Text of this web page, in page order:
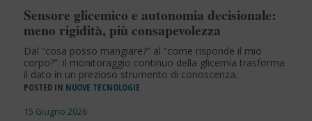
Sensore glicemico e autonomia decisionale:
meno rigidità, più consapevolezza
Dal “cosa posso mangiare?” al “come risponde il mio
corpo?”: il monitoraggio continuo della glicemia trasforma
il dato in un prezioso strumento di conoscenza.
POSTED IN NUOVE TECNOLOGIE
15 Giugno 2026